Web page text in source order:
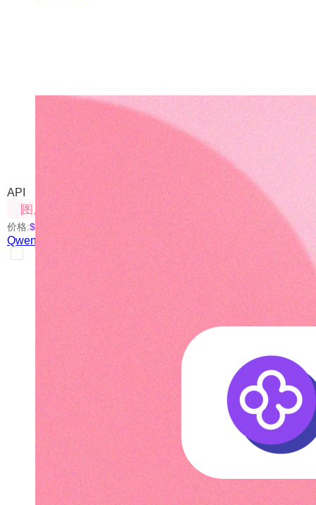
Qwen-Image-Edit（图片修
我们自己部署的开源方案
API
图片处理
价格:$0.05
Qwen-Image-Edit（图片修改）